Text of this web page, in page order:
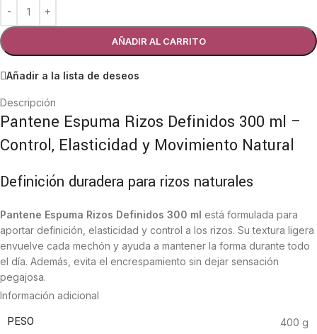
AÑADIR AL CARRITO
Añadir a la lista de deseos
Descripción
Pantene Espuma Rizos Definidos 300 ml –
Control, Elasticidad y Movimiento Natural
Definición duradera para rizos naturales
Pantene Espuma Rizos Definidos 300 ml está formulada para
aportar definición, elasticidad y control a los rizos. Su textura ligera
envuelve cada mechón y ayuda a mantener la forma durante todo
el día. Además, evita el encrespamiento sin dejar sensación
pegajosa.
Información adicional
PESO 400 g